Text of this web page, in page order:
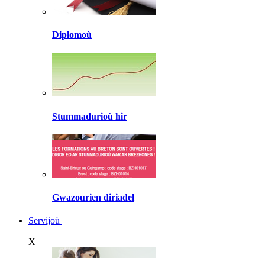
Diplomoù
Stummadurioù hir
Gwazourien diriadel
Servijoù
X